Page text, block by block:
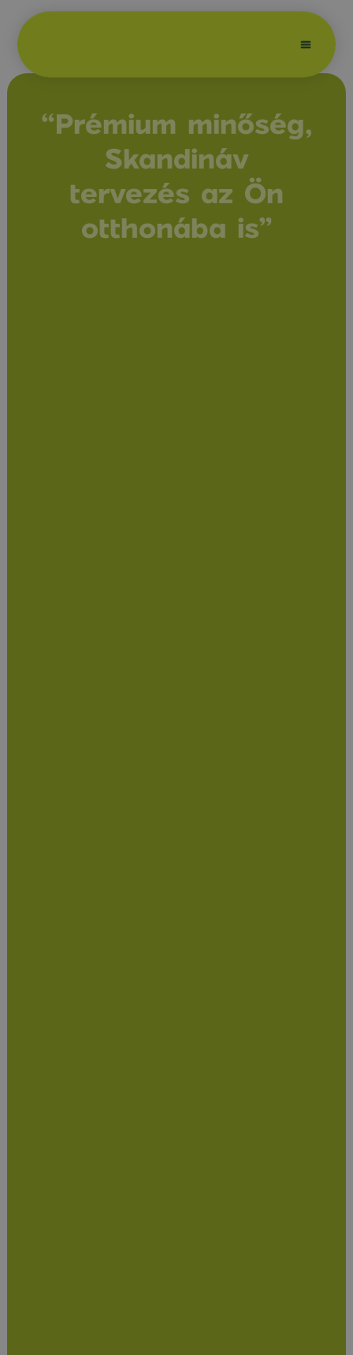
“Prémium minőség,
Skandináv
tervezés az Ön
otthonába is”